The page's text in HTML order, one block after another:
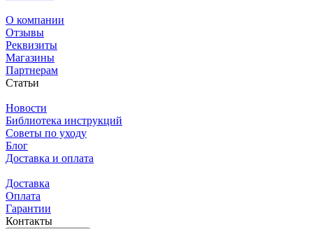
О компании
Отзывы
Реквизиты
Магазины
Партнерам
Статьи
Новости
Библиотека инструкций
Советы по уходу
Блог
Доставка и оплата
Доставка
Оплата
Гарантии
Контакты